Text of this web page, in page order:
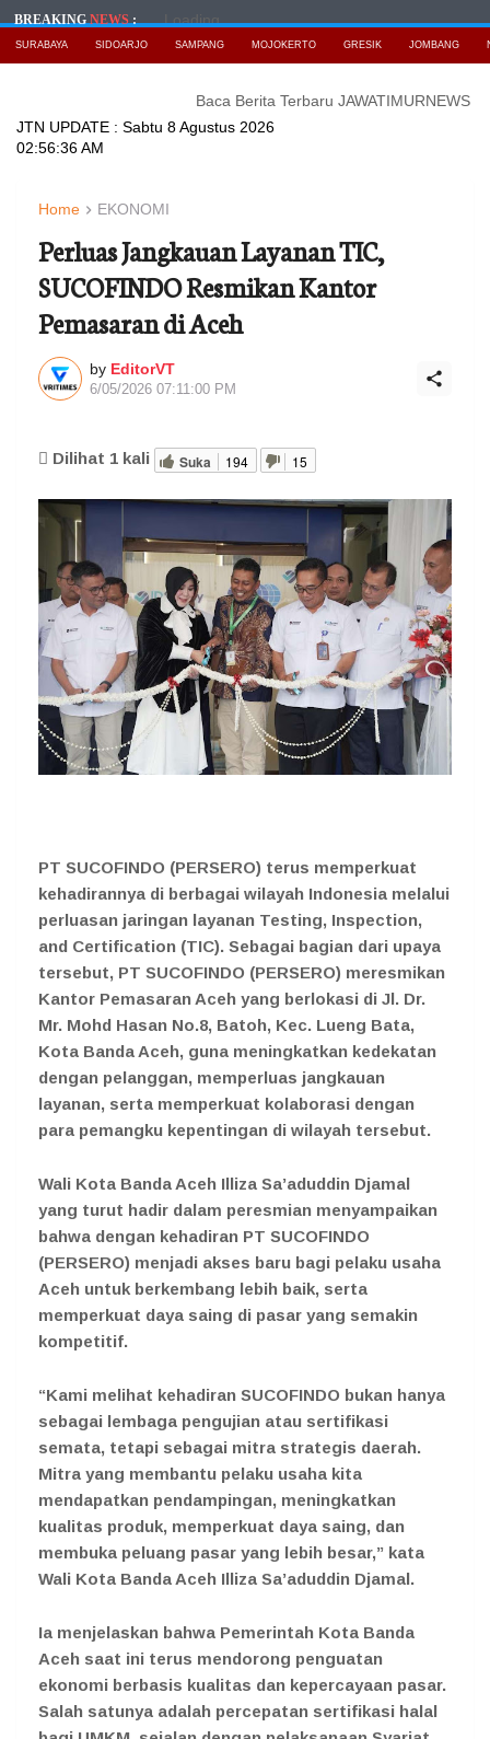
BREAKINGNEWS: Loading...
SURABAYA SIDOARJO SAMPANG MOJOKERTO GRESIK JOMBANG
Baca Berita Terbaru JAWATIMURNEWSTransaksi
JTN UPDATE : Sabtu 8 Agustus 2026
02:56:38 AM
Home EKONOMI
Perluas Jangkauan Layanan TIC,
SUCOFINDO Resmikan Kantor
Pemasaran di Aceh
by EditorVT
6/05/2026 07:11:00 PM
Dilihat 1 kali Suka 194 15
PT SUCOFINDO (PERSERO) terus memperkuat
kehadirannya di berbagai wilayah Indonesia melalui
perluasan jaringan layanan Testing, Inspection,
and Certification (TIC). Sebagai bagian dari upaya
tersebut, PT SUCOFINDO (PERSERO) meresmikan
Kantor Pemasaran Aceh yang berlokasi di Jl. Dr.
Mr. Mohd Hasan No.8, Batoh, Kec. Lueng Bata,
Kota Banda Aceh, guna meningkatkan kedekatan
dengan pelanggan, memperluas jangkauan
layanan, serta memperkuat kolaborasi dengan
para pemangku kepentingan di wilayah tersebut.
Wali Kota Banda Aceh Illiza Sa’aduddin Djamal
yang turut hadir dalam peresmian menyampaikan
bahwa dengan kehadiran PT SUCOFINDO
(PERSERO) menjadi akses baru bagi pelaku usaha
Aceh untuk berkembang lebih baik, serta
memperkuat daya saing di pasar yang semakin
kompetitif.
“Kami melihat kehadiran SUCOFINDO bukan hanya
sebagai lembaga pengujian atau sertifikasi
semata, tetapi sebagai mitra strategis daerah.
Mitra yang membantu pelaku usaha kita
mendapatkan pendampingan, meningkatkan
kualitas produk, memperkuat daya saing, dan
membuka peluang pasar yang lebih besar,” kata
Wali Kota Banda Aceh Illiza Sa’aduddin Djamal.
Ia menjelaskan bahwa Pemerintah Kota Banda
Aceh saat ini terus mendorong penguatan
ekonomi berbasis kualitas dan kepercayaan pasar.
Salah satunya adalah percepatan sertifikasi halal